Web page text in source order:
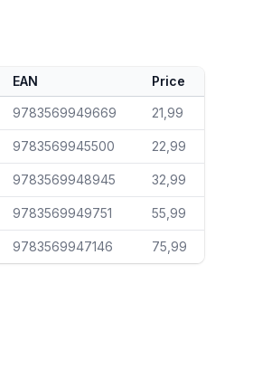
EAN Price
9783569949669 21,99
9783569945500 22,99
9783569948945 32,99
9783569949751 55,99
9783569947146 75,99